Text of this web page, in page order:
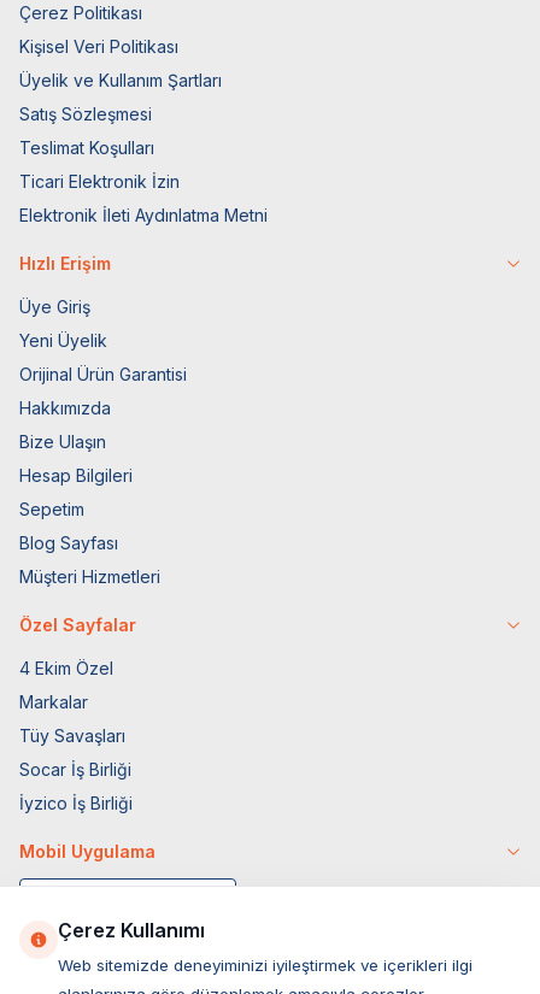
Çerez Politikası
Kişisel Veri Politikası
Üyelik ve Kullanım Şartları
Satış Sözleşmesi
Teslimat Koşulları
Ticari Elektronik İzin
Elektronik İleti Aydınlatma Metni
Hızlı Erişim
Üye Giriş
Yeni Üyelik
Orijinal Ürün Garantisi
Hakkımızda
Bize Ulaşın
Hesap Bilgileri
Sepetim
Blog Sayfası
Müşteri Hizmetleri
Özel Sayfalar
4 Ekim Özel
Markalar
Tüy Savaşları
Socar İş Birliği
İyzico İş Birliği
Mobil Uygulama
Çerez Kullanımı
Web sitemizde deneyiminizi iyileştirmek ve içerikleri ilgi